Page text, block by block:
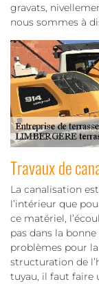
gravats,
nous sommes à
Travaux de
La canalisation
l’intérieur que
ce matériel,
pas dans la
problèmes pour
structuration de
tuyau, il faut faire